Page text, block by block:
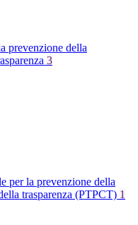
prevenzione della
3
per la prevenzione della
trasparenza (PTPCT) 1